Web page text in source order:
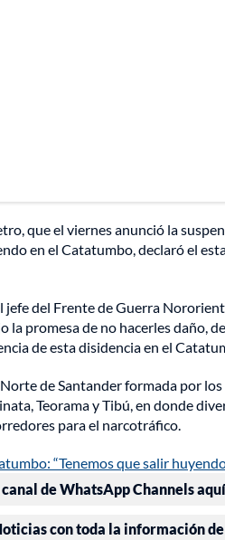
que el viernes anunció la
en el Catatumbo, declaró el
jefe del Frente de Guerra
la promesa de no hacerles daño,
de esta disidencia en el
de Santander formada por
Teorama y Tibú, en donde
para el narcotráfico.
“Tenemos que salir
de WhatsApp Channels
con toda la información